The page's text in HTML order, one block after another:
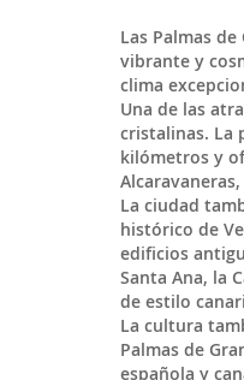
Las Palmas de
vibrante y
clima
Una de las
cristalinas. La
kilómetros y
La ciudad
histórico de
edificios
Santa Ana, la
de estilo
La cultura
Palmas de
española y